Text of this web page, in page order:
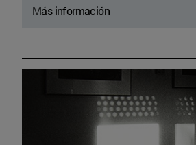
Más información